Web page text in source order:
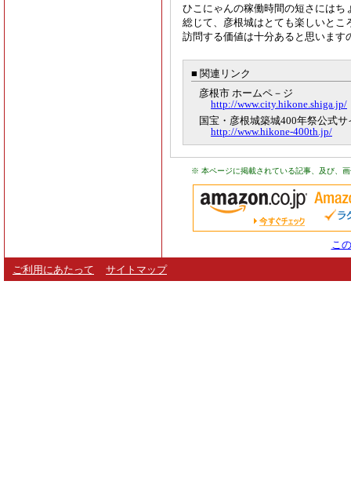
ひこにゃんの稼働時間の短さにはち
総じて、彦根城はとても楽しいとこ
訪問する価値は十分あると思いま
■ 関連リンク
彦根市 ホームペ－ジ
http://www.city.hikone.shiga.jp/
国宝・彦根城築城400年祭公式サ
http://www.hikone-400th.jp/
※ 本ページに掲載されている記事、及び、
こ
ご利用にあたって サイトマップ